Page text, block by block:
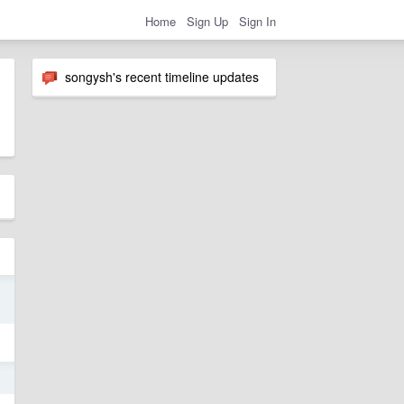
Home Sign Up Sign In
songysh's recent timeline updates